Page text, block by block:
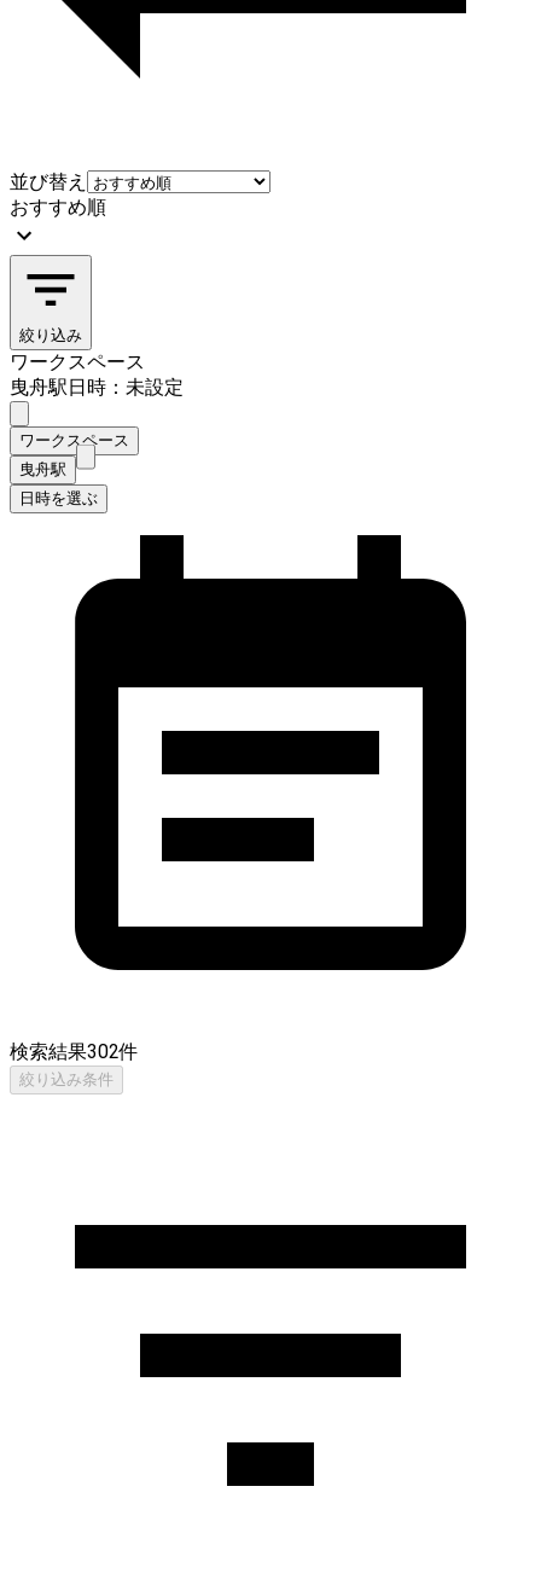
並び替え
おすすめ順
絞り込み
ワークスペース
曳舟駅日時：未設定
ワークスペース
曳舟駅
日時を選ぶ
検索結果302件
絞り込み条件